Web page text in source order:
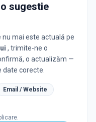
sugestie
mai este actuală pe
, trimite-ne o
o actualizăm —
corecte.
Email / Website